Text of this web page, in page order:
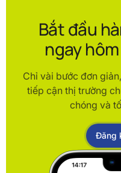
Bắt đầu
ngay
Chỉ vài bước đơn
tiếp cận thị trường
chóng và
Đăng